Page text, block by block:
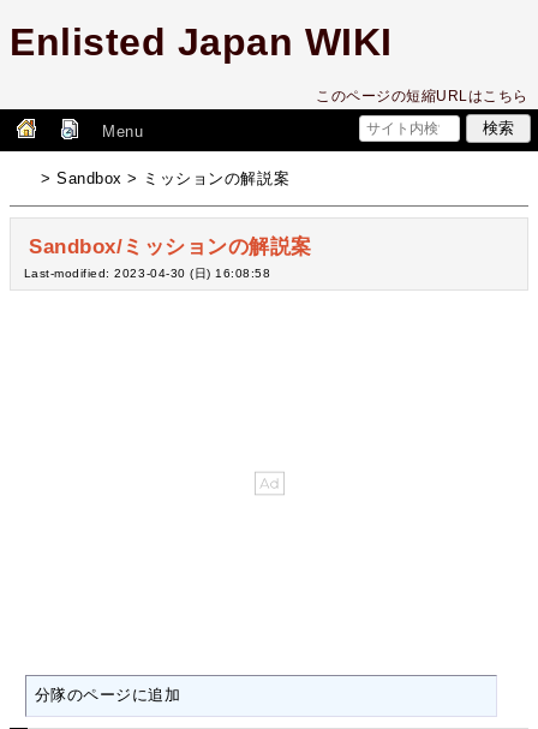
Enlisted Japan WIKI
このページの短縮URLはこちら
Menu
> Sandbox > ミッションの解説案
Sandbox/ミッションの解説案
Last-modified: 2023-04-30 (日) 16:08:58
分隊のページに追加